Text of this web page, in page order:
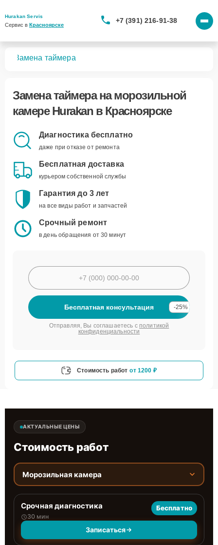
Hurakan Servis
Сервис в Красноярске
+7 (391) 216-91-38
Замена таймера
Замена таймерана морозильной
камере Hurakan в Красноярске
Диагностика бесплатно
даже при отказе от ремонта
Бесплатная доставка
курьером собственной службы
Гарантия до 3 лет
на все виды работ и запчастей
Срочный ремонт
в день обращения от 30 минут
Бесплатная консультация -25%
Отправляя, Вы соглашаетесь с политикой
конфиденциальности
Стоимость работ от 1200 ₽
АКТУАЛЬНЫЕ ЦЕНЫ
Стоимость работ
Морозильная камера
Срочная диагностика
30 мин
Бесплатно
Записаться